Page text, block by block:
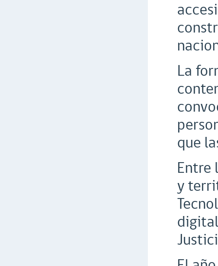
La
que
Entre
y